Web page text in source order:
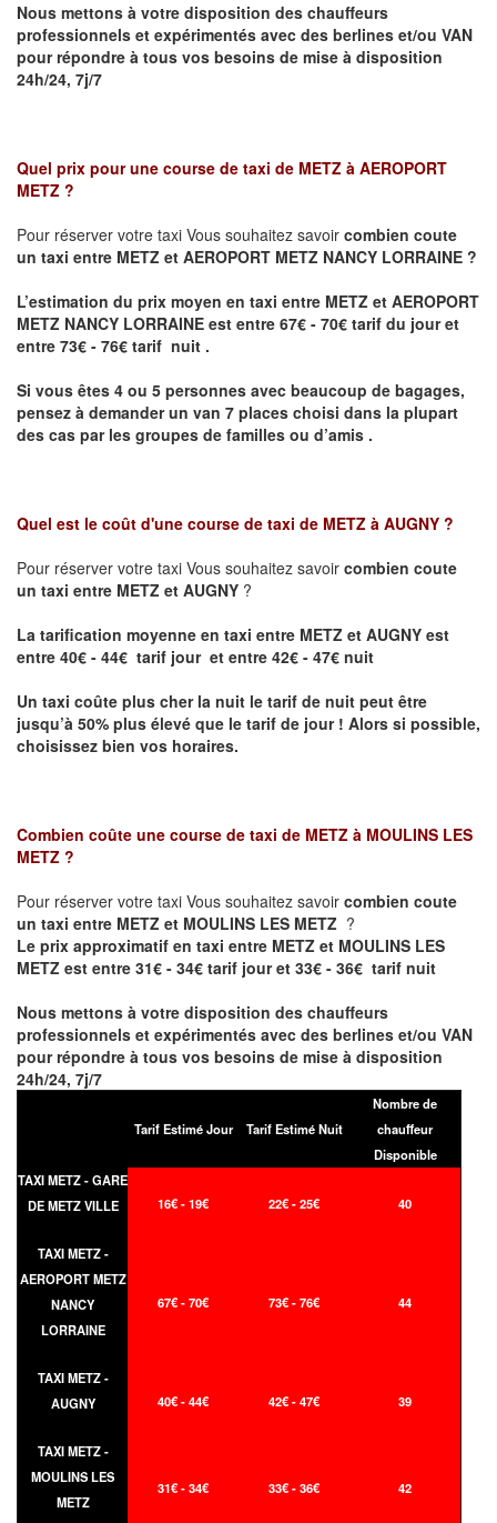
Nous mettons à votre disposition des chauffeurs
professionnels et expérimentés avec des berlines et/ou VAN
pour répondre à tous vos besoins de mise à disposition
24h/24, 7j/7
Quel prix pour une course de taxi de METZ à AEROPORT
METZ ?
Pour réserver votre taxi Vous souhaitez savoir combien coute
un taxi entre METZ et AEROPORT METZ NANCY LORRAINE ?
L’estimation du prix moyen en taxi entre METZ et AEROPORT
METZ NANCY LORRAINE est entre 67€ - 70€ tarif du jour et
entre 73€ - 76€ tarif nuit .
Si vous êtes 4 ou 5 personnes avec beaucoup de bagages,
pensez à demander un van 7 places choisi dans la plupart
des cas par les groupes de familles ou d’amis .
Quel est le coût d'une course de taxi de METZ à AUGNY ?
Pour réserver votre taxi Vous souhaitez savoir combien coute
un taxi entre METZ et AUGNY ?
La tarification moyenne en taxi entre METZ et AUGNY est
entre 40€ - 44€ tarif jour et entre 42€ - 47€ nuit
Un taxi coûte plus cher la nuit le tarif de nuit peut être
jusqu’à 50% plus élevé que le tarif de jour ! Alors si possible,
choisissez bien vos horaires.
Combien coûte une course de taxi de METZ à MOULINS LES
METZ ?
Pour réserver votre taxi Vous souhaitez savoir combien coute
un taxi entre METZ et MOULINS LES METZ ?
Le prix approximatif en taxi entre METZ et MOULINS LES
METZ est entre 31€ - 34€ tarif jour et 33€ - 36€ tarif nuit
Nous mettons à votre disposition des chauffeurs
professionnels et expérimentés avec des berlines et/ou VAN
pour répondre à tous vos besoins de mise à disposition
24h/24, 7j/7
Tarif Estimé Jour Tarif Estimé Nuit
Nombre de
chauffeur
Disponible
TAXI METZ - GARE
DE METZ VILLE
16€ - 19€ 22€ - 25€ 40
TAXI METZ -
AEROPORT METZ
NANCY
LORRAINE
67€ - 70€ 73€ - 76€ 44
TAXI METZ -
AUGNY
40€ - 44€ 42€ - 47€ 39
TAXI METZ -
MOULINS LES
METZ
31€ - 34€ 33€ - 36€ 42